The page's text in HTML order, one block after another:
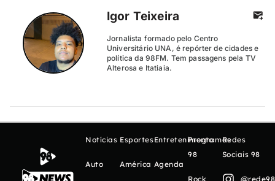
Igor Teixeira
Jornalista formado pelo Centro
Universitário UNA, é repórter de cidades e
política da 98FM. Tem passagens pela TV
Alterosa e Itatiaia.
Notícias
Auto
Esportes
América
Entretenimento
Agenda
Programas
98
Rock
Redes
Sociais 98